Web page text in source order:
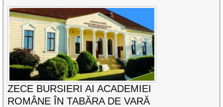
ZECE BURSIERI AI ACADEMIEI
ROMÂNE ÎN TABĂRA DE VARĂ